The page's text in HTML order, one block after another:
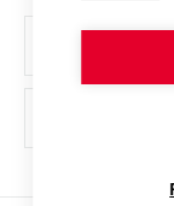
Ochrana